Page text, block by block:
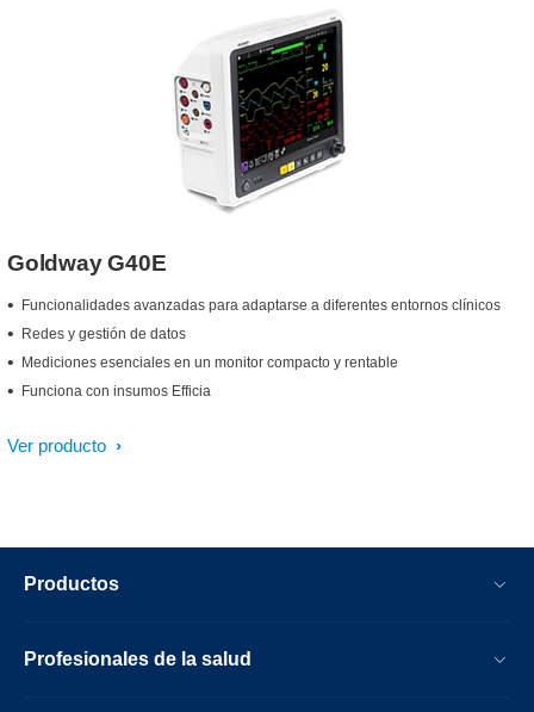
Goldway G40E
Funcionalidades avanzadas para adaptarse a diferentes entornos clínicos
Redes y gestión de datos
Mediciones esenciales en un monitor compacto y rentable
Funciona con insumos Efficia
Ver producto
Productos
Profesionales de la salud